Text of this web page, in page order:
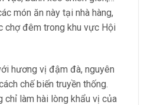
món ăn này tại nhà hàng,
chợ đêm trong khu vực Hội
hương vị đậm đà, nguyên
chế biến truyền thống.
chỉ làm hài lòng khẩu vị của